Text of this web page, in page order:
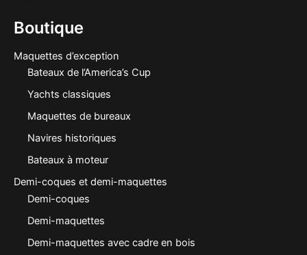
Boutique
Maquettes d’exception
Bateaux de l’America’s Cup
Yachts classiques
Maquettes de bureaux
Navires historiques
Bateaux à moteur
Demi-coques et demi-maquettes
Demi-coques
Demi-maquettes
Demi-maquettes avec cadre en bois